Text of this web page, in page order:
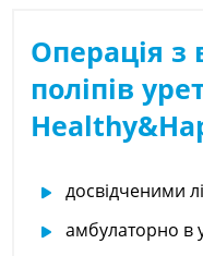
Операція з
поліпів
досвідченими
амбулаторно в